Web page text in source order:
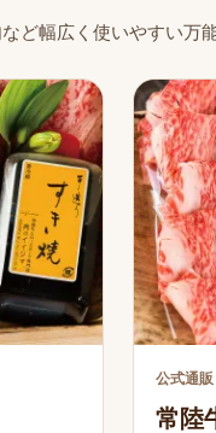
ど幅広く使いやすい万
公式通販
常陸